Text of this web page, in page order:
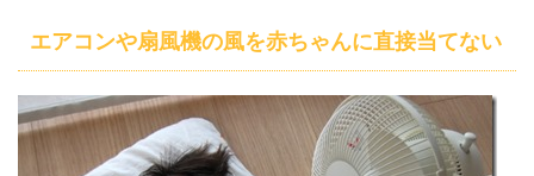
エアコンや扇風機の風を赤ちゃんに直接当てない